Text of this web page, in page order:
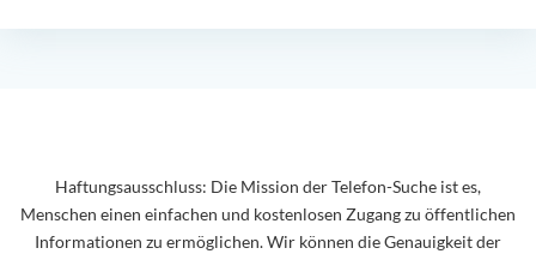
Haftungsausschluss: Die Mission der Telefon-Suche ist es,
Menschen einen einfachen und kostenlosen Zugang zu öffentlichen
Informationen zu ermöglichen. Wir können die Genauigkeit der